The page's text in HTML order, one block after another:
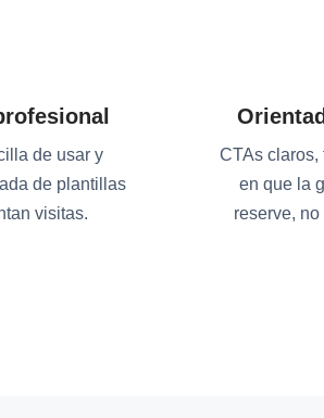
de usar y
de plantillas
visitas.
CTAs claros,
en que la
reserve,